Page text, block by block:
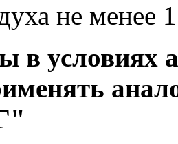
не менее
в условиях